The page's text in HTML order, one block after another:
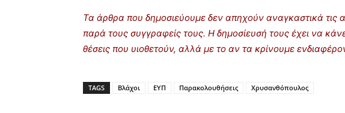
Τα άρθρα που δημοσιεύουμε δεν απηχούν αναγκαστικά τις
παρά τους συγγραφείς τους. Η δημοσίευσή τους έχει να
θέσεις που υιοθετούν, αλλά με το αν τα κρίνουμε
TAGS Βλάχοι ΕΥΠ Παρακολουθήσεις Χρυσανθόπουλος